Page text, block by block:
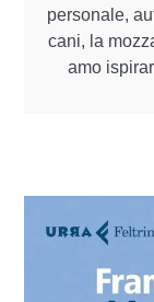
personale,
cani, la
amo